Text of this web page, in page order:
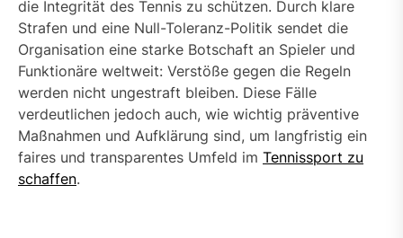
die Integrität des Tennis zu schützen. Durch klare
Strafen und eine Null-Toleranz-Politik sendet die
Organisation eine starke Botschaft an Spieler und
Funktionäre weltweit: Verstöße gegen die Regeln
werden nicht ungestraft bleiben. Diese Fälle
verdeutlichen jedoch auch, wie wichtig präventive
Maßnahmen und Aufklärung sind, um langfristig ein
faires und transparentes Umfeld im Tennissport zu
schaffen.